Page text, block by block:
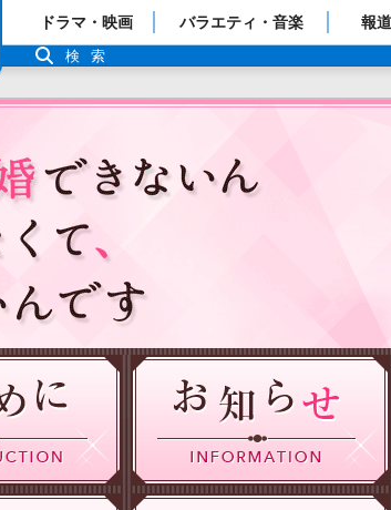
「TBSテレビ」トップページ
番組表
ドラマ・映画 バラエティ・音楽 報
検索